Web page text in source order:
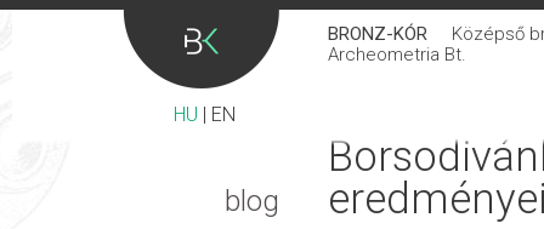
HU | EN
BRONZ-KÓR
Középső
Archeometria Bt.
blog